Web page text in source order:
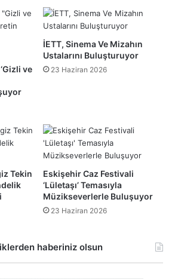
ve
İETT, Sinema Ve Mizahın
Ustalarını Buluşturuyor
23 Haziran 2026
Tekin
Eskişehir Caz Festivali
‘Lületaşı’ Temasıyla
Müzikseverlerle Buluşuyor
23 Haziran 2026
haberiniz olsun